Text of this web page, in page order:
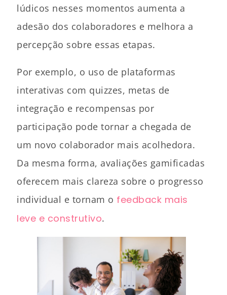
lúdicos nesses momentos aumenta a
adesão dos colaboradores e melhora a
percepção sobre essas etapas.
Por exemplo, o uso de plataformas
interativas com quizzes, metas de
integração e recompensas por
participação pode tornar a chegada de
um novo colaborador mais acolhedora.
Da mesma forma, avaliações gamificadas
oferecem mais clareza sobre o progresso
individual e tornam o feedback mais
leve e construtivo.